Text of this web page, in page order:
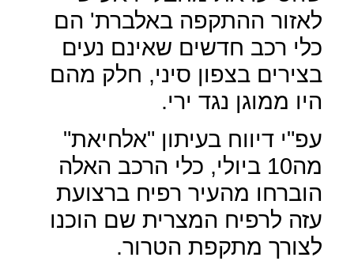
לאזור ההתקפה באלברת' הם
כלי רכב חדשים שאינם נעים
בצירים בצפון סיני, חלק מהם
היו ממוגן נגד ירי.
עפ"י דיווח בעיתון "אלחיאת"
מה10 ביולי, כלי הרכב האלה
הוברחו מהעיר רפיח ברצועת
עזה לרפיח המצרית שם הוכנו
לצורך מתקפת הטרור.